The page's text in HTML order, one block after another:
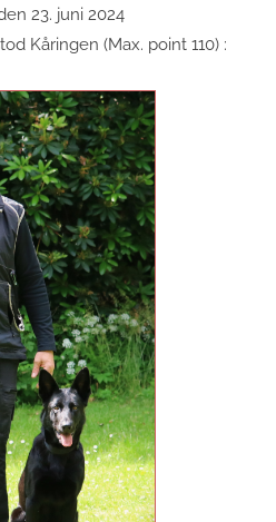
23. juni 2024
Kåringen (Max. point 110) :